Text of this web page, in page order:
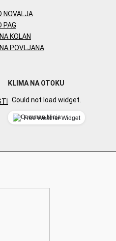
NOVALJA
PAG
KOLAN
POVLJANA
KLIMA NA OTOKU
Could not load widget.
Free Weather Widget